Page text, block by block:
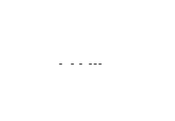
- - - ---